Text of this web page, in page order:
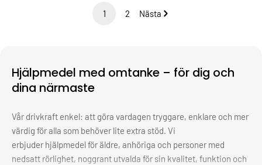
1 2 Nästa
Hjälpmedel med omtanke – för dig och
dina närmaste
Vår drivkraft enkel: att göra vardagen tryggare, enklare och mer
värdig för alla som behöver lite extra stöd. Vi
erbjuder hjälpmedel för äldre, anhöriga och personer med
nedsatt rörlighet, noggrant utvalda för sin kvalitet, funktion och